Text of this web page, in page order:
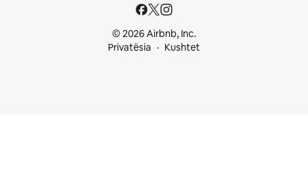
© 2026 Airbnb, Inc.
Privatësia
Kushtet